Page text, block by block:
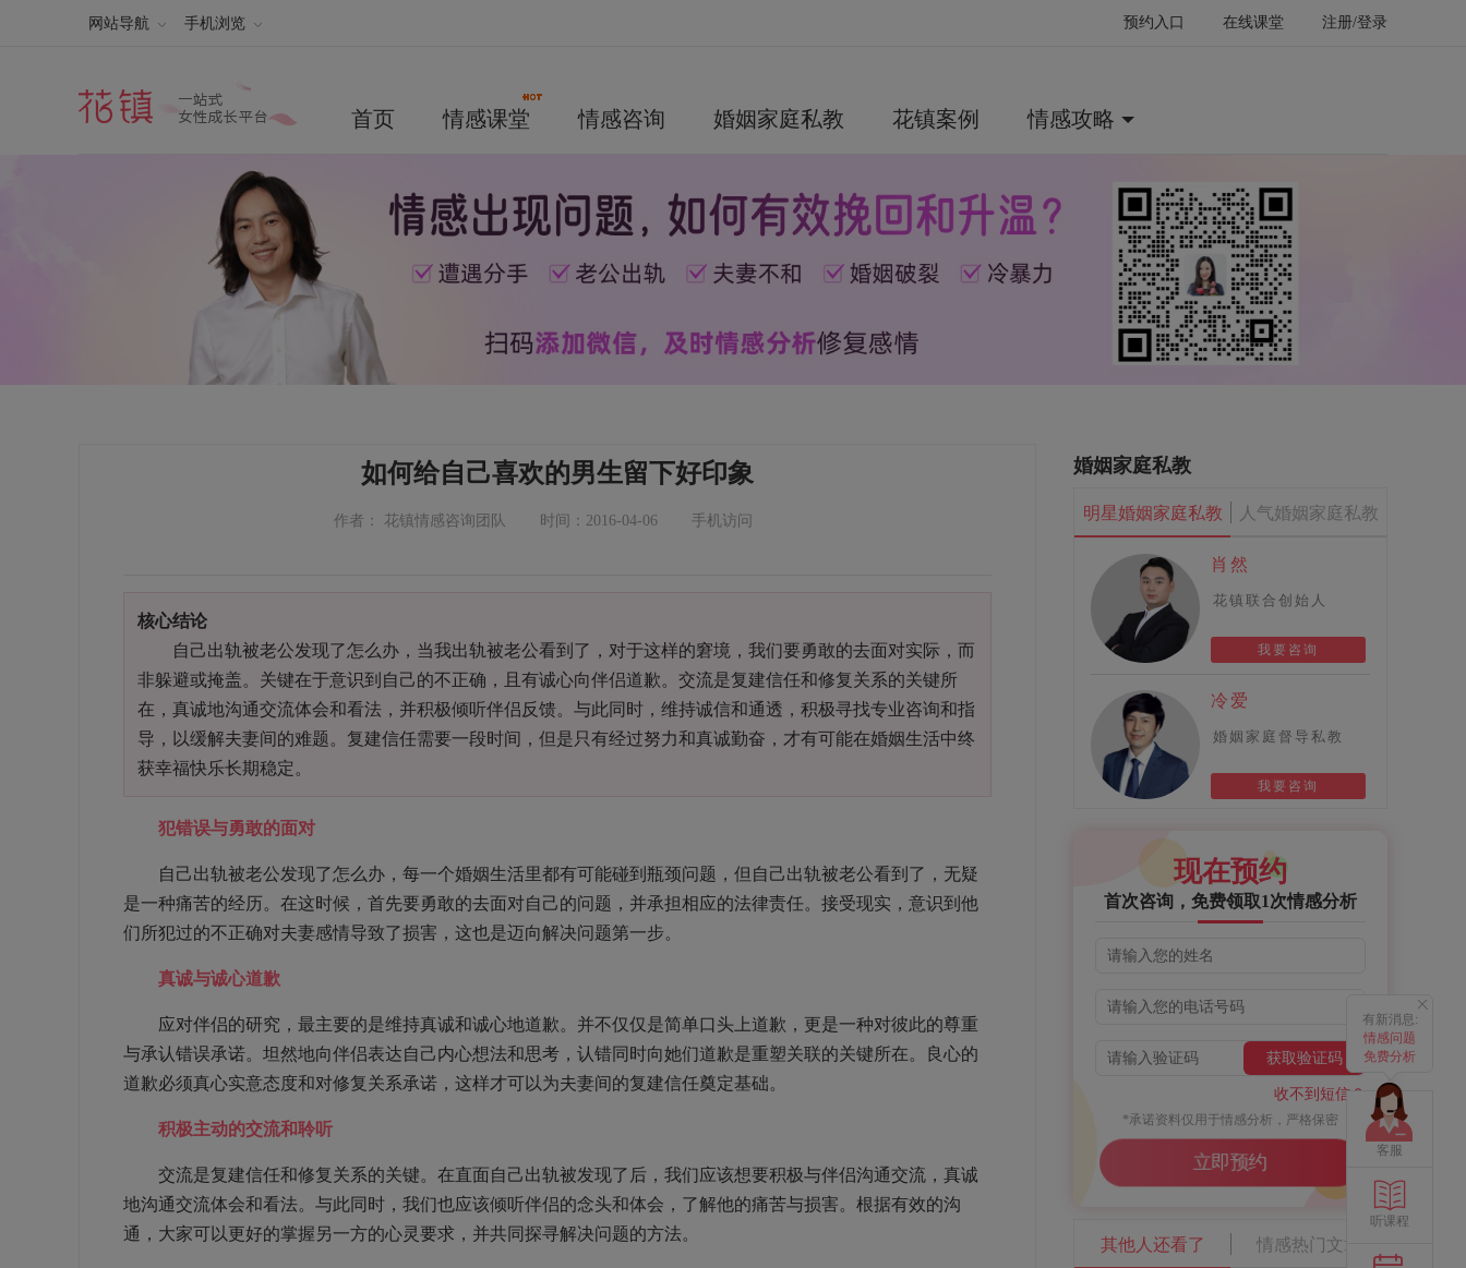
预约入口 在线课堂 注册/登录
网站导航 手机浏览
首页 情感课堂 情感咨询 婚姻家庭私教 花镇案例 情感攻略
如何给自己喜欢的男生留下好印象
作者： 花镇情感咨询团队 时间：2016-04-06 手机访问
核心结论
自己出轨被老公发现了怎么办，当我出轨被老公看到了，对于这样的窘境，我们要勇敢的去面对实际，而
非躲避或掩盖。关键在于意识到自己的不正确，且有诚心向伴侣道歉。交流是复建信任和修复关系的关键所
在，真诚地沟通交流体会和看法，并积极倾听伴侣反馈。与此同时，维持诚信和通透，积极寻找专业咨询和指
导，以缓解夫妻间的难题。复建信任需要一段时间，但是只有经过努力和真诚勤奋，才有可能在婚姻生活中终
获幸福快乐长期稳定。
犯错误与勇敢的面对
自己出轨被老公发现了怎么办，每一个婚姻生活里都有可能碰到瓶颈问题，但自己出轨被老公看到了，无疑
是一种痛苦的经历。在这时候，首先要勇敢的去面对自己的问题，并承担相应的法律责任。接受现实，意识到他
们所犯过的不正确对夫妻感情导致了损害，这也是迈向解决问题第一步。
真诚与诚心道歉
应对伴侣的研究，最主要的是维持真诚和诚心地道歉。并不仅仅是简单口头上道歉，更是一种对彼此的尊重
与承认错误承诺。坦然地向伴侣表达自己内心想法和思考，认错同时向她们道歉是重塑关联的关键所在。良心的
道歉必须真心实意态度和对修复关系承诺，这样才可以为夫妻间的复建信任奠定基础。
积极主动的交流和聆听
交流是复建信任和修复关系的关键。在直面自己出轨被发现了后，我们应该想要积极与伴侣沟通交流，真诚
地沟通交流体会和看法。与此同时，我们也应该倾听伴侣的念头和体会，了解他的痛苦与损害。根据有效的沟
通，大家可以更好的掌握另一方的心灵要求，并共同探寻解决问题的方法。
婚姻家庭私教
明星婚姻家庭私教 人气婚姻家庭私教
肖然
花镇联合创始人
我要咨询
冷爱
婚姻家庭督导私教
我要咨询
现在预约
首次咨询，免费领取1次情感分析
获取验证码
收不到短信？
*承诺资料仅用于情感分析，严格保密
立即预约
其他人还看了 情感热门文章
有新消息:
情感问题
免费分析
客服
听课程